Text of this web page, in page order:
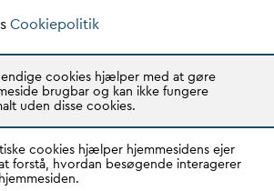
arer mod pres på
var i
vandsdirektiv
var skal sikre, at
og kosmetik bidrager til
Cookiepolitik
cookies hjælper med at gøre
brugbar og kan ikke fungere
uden disse cookies.
cookies hjælper hjemmesidens ejer
forstå, hvordan besøgende interagerer